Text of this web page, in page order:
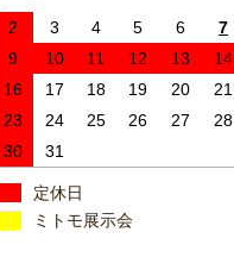
2
3 4 5 6 7
9
10 11 12 13 14
16
17 18 19 20 21
23
24 25 26 27 28
30
31
定休日
ミトモ展示会